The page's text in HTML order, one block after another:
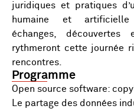
juridiques et pratiques
humaine et artificielle
échanges, découvertes
rythmeront cette journée
rencontres.
Programme
Open source software:
Le partage des données